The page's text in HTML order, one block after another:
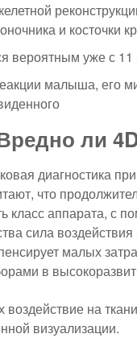
и косточки
вероятным уже с
малыша, его
ли
диагностика
что
класс аппарата, с
сила
малых
в
на
визуализации.